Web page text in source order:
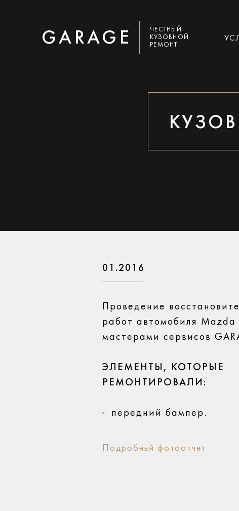
GARAGE
ЧЕСТНЫЙ
КУЗОВНОЙ
РЕМОНТ
01.2016
Проведение
работ автомобиля Mazda
мастерами сервисов
ЭЛЕМЕНТЫ, КОТОРЫЕ
РЕМОНТИРОВАЛИ:
передний бампер.
Подробный фотоотчет